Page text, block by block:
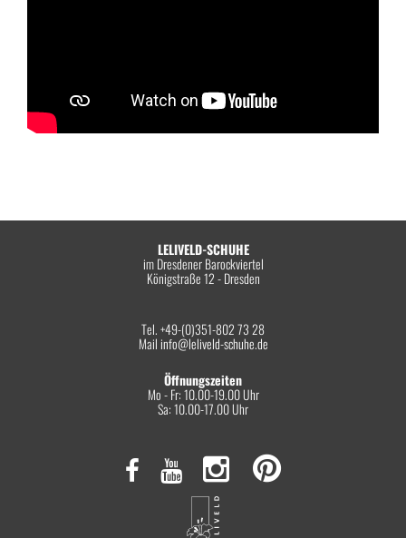
LELIVELD-SCHUHE
im Dresdener Barockviertel
Königstraße 12 - Dresden
Tel. +49-(0)351-802 73 28
Mail info@leliveld-schuhe.de
Öffnungszeiten
Mo - Fr: 10.00-19.00 Uhr
Sa: 10.00-17.00 Uhr